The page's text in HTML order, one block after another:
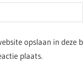
opslaan in deze
plaats.